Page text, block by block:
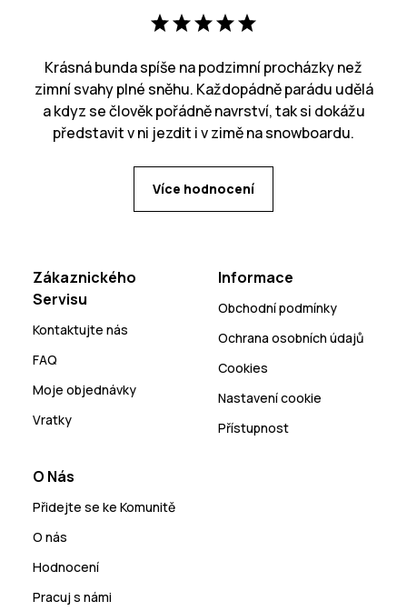
Krásná bunda spíše na podzimní procházky než
zimní svahy plné sněhu. Každopádně parádu udělá
a kdyz se člověk pořádně navrství, tak si dokážu
představit v ni jezdit i v zimě na snowboardu.
Více hodnocení
Zákaznického
Servisu
Kontaktujte nás
FAQ
Moje objednávky
Vratky
Informace
Obchodní podmínky
Ochrana osobních údajů
Cookies
Nastavení cookie
Přístupnost
O Nás
Přidejte se ke Komunitě
O nás
Hodnocení
Pracuj s námi